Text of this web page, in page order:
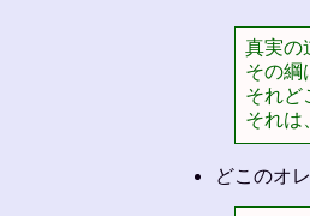
真実の
その綱
それど
それは
どこのオ